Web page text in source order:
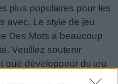
plus populaires pour les
avec. Le style de jeu
Des Mots a beaucoup
Veuillez soutenir
que développeur du jeu
et en notant le